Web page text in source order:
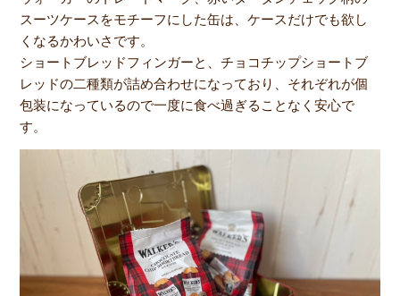
スーツケースをモチーフにした缶は、ケースだけでも欲し
くなるかわいさです。
ショートブレッドフィンガーと、チョコチップショートブ
レッドの二種類が詰め合わせになっており、それぞれが個
包装になっているので一度に食べ過ぎることなく安心で
す。